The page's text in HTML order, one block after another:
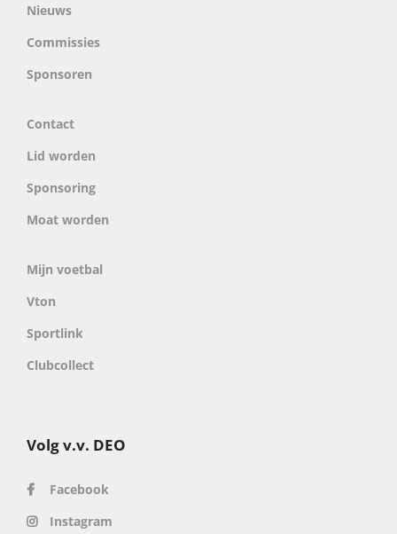
Nieuws
Commissies
Sponsoren
Contact
Lid worden
Sponsoring
Moat worden
Mijn voetbal
Vton
Sportlink
Clubcollect
Volg v.v. DEO
Facebook
Instagram